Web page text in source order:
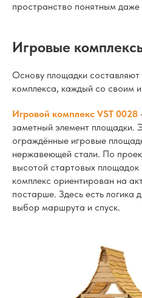
пространство понятным даже
Игровые
Основу площадки
комплекса, каждый со своим
Игровой комплекс VST 0028
заметный элемент площадки.
ограждённые игровые
нержавеющей стали. По
высотой стартовых
комплекс ориентирован на
постарше. Здесь есть логика
выбор маршрута и спуск.